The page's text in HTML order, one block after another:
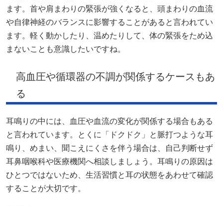
ます。首や肩まわりの緊張が強くなると、頭まわりの血流
や自律神経のバランスに影響することがあると言われてい
ます。軽く動かしたり、温めたりして、体の緊張をため込
まないことも意識したいですね。
高血圧や循環器の不調が関係するケースもあ
る
耳鳴りの中には、血圧や血流の変化が関係する場合もある
と言われています。とくに「ドクドク」と脈打つような耳
鳴り、めまい、聞こえにくさを伴う場合は、自己判断せず
耳鼻咽喉科や医療機関へ相談しましょう。耳鳴りの原因は
ひとつではないため、生活習慣と耳の状態をあわせて確認
することが大切です。